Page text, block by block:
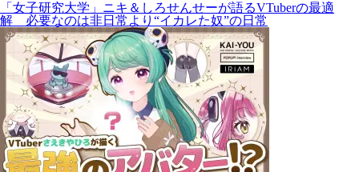
「女子研究大学」ニキ＆しろせんせーが語るVTuberの最適
解 必要なのは非日常より“イカレた奴”の日常